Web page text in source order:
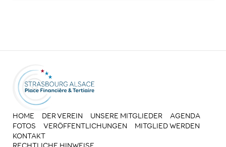
HOME DER VEREIN UNSERE MITGLIEDER
AGENDA
FOTOS
VERÖFFENTLICHUNGEN
MITGLIED WERDEN
KONTAKT